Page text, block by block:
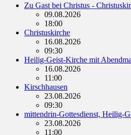
Zu Gast bei Christus -
09.08.2026
18:00
Christuskirche
16.08.2026
09:30
Heilig-Geist-Kirche mit
16.08.2026
11:00
Kirschhausen
23.08.2026
09:30
mittendrin-Gottesdienst, Heilig-
23.08.2026
11:00